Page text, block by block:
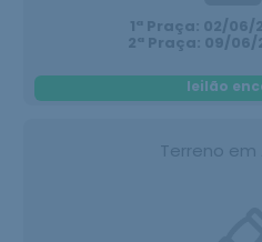
1ª Praça: 02/06/
2ª Praça: 09/06/
leilão
Terreno